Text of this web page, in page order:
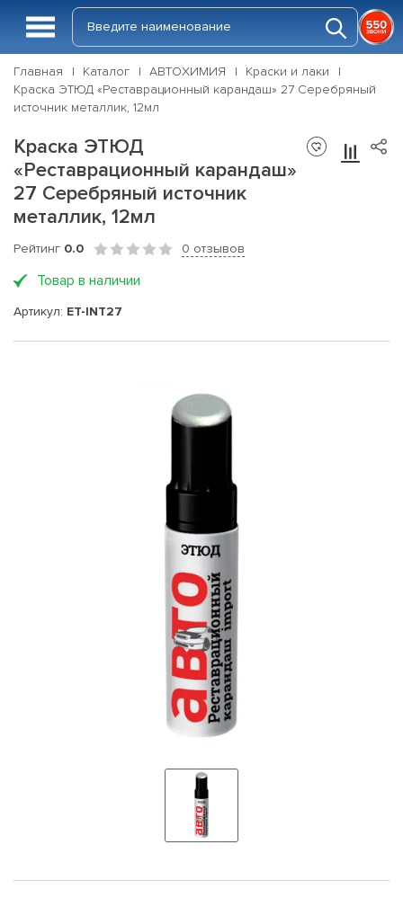
Главная Каталог АВТОХИМИЯ
Краски и лаки
Краска ЭТЮД «Реставрационный карандаш» 27 Серебряный
источник металлик, 12мл
Краска ЭТЮД
«Реставрационный карандаш»
27 Серебряный источник
металлик, 12мл
Рейтинг 0.0 0 отзывов
Товар в наличии
Артикул: ET-INT27